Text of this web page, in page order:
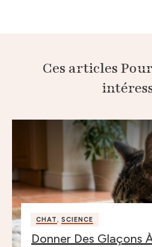
Ces articles
CHAT, SCIENCE
Donner Des Glaçons